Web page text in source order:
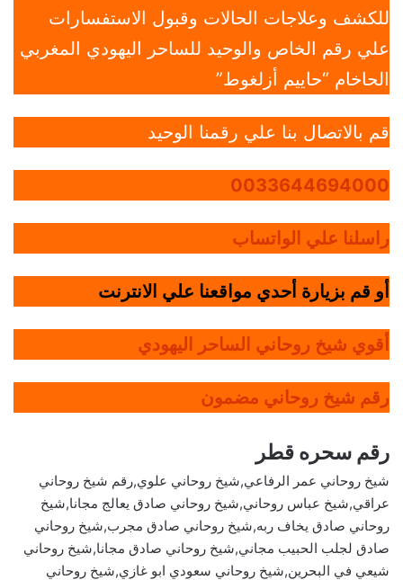
للكشف وعلاجات الحالات وقبول الاستفسارات
علي رقم الخاص والوحيد للساحر اليهودي المغربي
الحاخام “حاييم أزلغوط”
قم بالاتصال بنا علي رقمنا الوحيد
0033644694000
راسلنا علي الواتساب
أو قم بزيارة أحدي مواقعنا علي الانترنت
أقوي شيخ روحاني الساحر اليهودي
رقم شيخ روحاني مضمون
رقم سحره قطر
شيخ روحاني عمر الرفاعي,شيخ روحاني علوي,رقم شيخ روحاني
عراقي,شيخ عباس روحاني,شيخ روحاني صادق يعالج مجانا,شيخ
روحاني صادق يخاف ربه,شيخ روحاني صادق مجرب,شيخ روحاني
صادق لجلب الحبيب مجاني,شيخ روحاني صادق مجانا,شيخ روحاني
شيعي في البحرين,شيخ روحاني سعودي ابو غازي,شيخ روحاني